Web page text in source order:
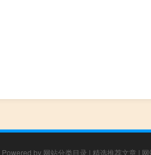
Powered by 网站分类目录 | 精选推荐文章 |